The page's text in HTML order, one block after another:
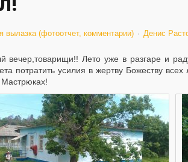
вылазка (фотоотчет, комментарии) Денис
вечер,товарищи!! Лето уже в разгаре и
потратить усилия в жертву Божеству
Мастрюках!